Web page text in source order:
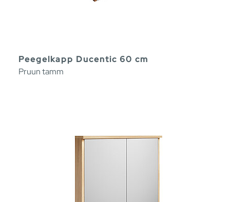
Peegelkapp Ducentic 60 cm
Pruun tamm